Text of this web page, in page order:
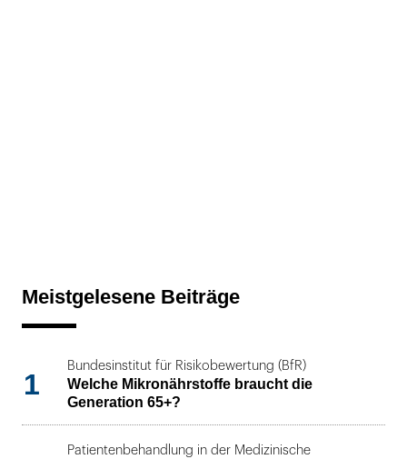
Meistgelesene Beiträge
1
Bundesinstitut für Risikobewertung (BfR)
Welche Mikronährstoffe braucht die
Generation 65+?
Patientenbehandlung in der Medizinische